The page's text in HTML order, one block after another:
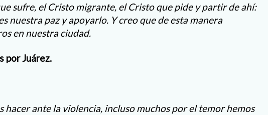
sufre, el Cristo migrante, el Cristo que pide y partir de ahí:
nuestra paz y apoyarlo. Y creo que de esta manera
en nuestra ciudad.
por Juárez.
hacer ante la violencia, incluso muchos por el temor hemos